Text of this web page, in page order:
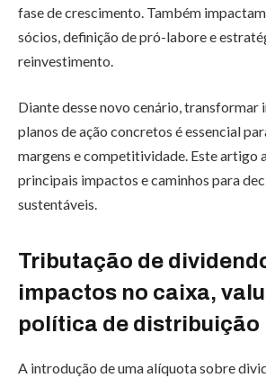
fase de crescimento. Também
sócios, definição de pró-labore e
reinvestimento.
Diante desse novo cenário, transformar
planos de ação concretos é essencial
margens e competitividade. Este artigo
principais impactos e caminhos para
sustentáveis.
Tributação de
impactos no caixa,
política de distribuição
A introdução de uma alíquota sobre